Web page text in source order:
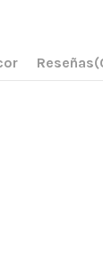
Reseñas